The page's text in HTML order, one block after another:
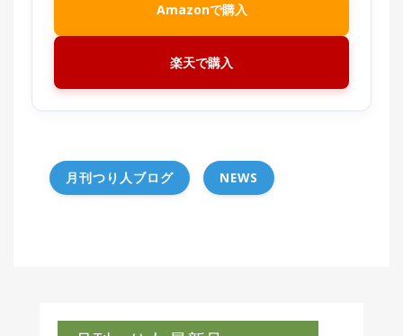
Amazonで購入
楽天で購入
月刊つり人ブログ NEWS